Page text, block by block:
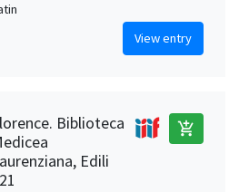
View entry
Biblioteca
Edili
add_shopping_cart